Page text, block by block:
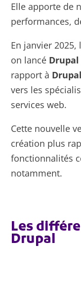
Elle apporte de
performances,
En janvier
on lancé Drupal
rapport à
vers les
services web.
Cette nouvelle
création plus
fonctionnalités
notamment.
Les
Drupal